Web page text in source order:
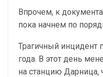
Впрочем, к
пока начнем по
Трагичный инцидент
года. В этот день
на станцию Дарница,